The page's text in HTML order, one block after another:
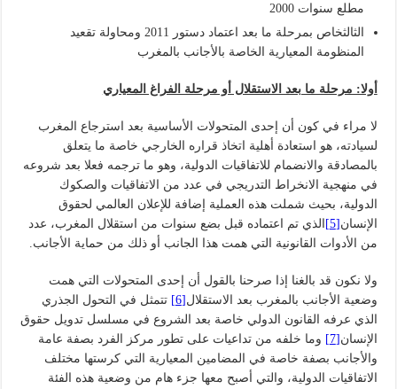
مطلع سنوات 2000
الثالثخاص بمرحلة ما بعد اعتماد دستور 2011 ومحاولة تقعيد
المنظومة المعيارية الخاصة بالأجانب بالمغرب
أولا: مرحلة ما بعد الاستقلال أو مرحلة الفراغ المعياري
لا مراء في كون أن إحدى المتحولات الأساسية بعد استرجاع المغرب
لسيادته، هو استعادة أهلية اتخاذ قراره الخارجي خاصة ما يتعلق
بالمصادقة والانضمام للاتفاقيات الدولية، وهو ما ترجمه فعلا بعد شروعه
في منهجية الانخراط التدريجي في عدد من الاتفاقيات والصكوك
الدولية، بحيث شملت هذه العملية إضافة للإعلان العالمي لحقوق
الإنسان[5]
الذي تم اعتماده قبل بضع سنوات من استقلال المغرب، عدد
من الأدوات القانونية التي همت هذا الجانب أو ذلك من حماية الأجانب.
ولا نكون قد بالغنا إذا صرحنا بالقول أن إحدى المتحولات التي همت
وضعية الأجانب بالمغرب بعد الاستقلال[6]
تتمثل في التحول الجذري
الذي عرفه القانون الدولي خاصة بعد الشروع في مسلسل تدويل حقوق
الإنسان[7]
وما خلفه من تداعيات على تطور مركز الفرد بصفة عامة
والأجانب بصفة خاصة في المضامين المعيارية التي كرستها مختلف
الاتفاقيات الدولية، والتي أصبح معها جزء هام من وضعية هذه الفئة